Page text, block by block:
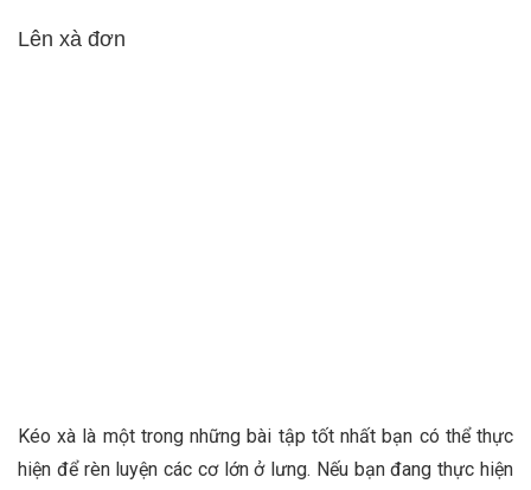
Lên xà đơn
Kéo xà là một trong những bài tập tốt nhất bạn có thể thực
hiện để rèn luyện các cơ lớn ở lưng. Nếu bạn đang thực hiện